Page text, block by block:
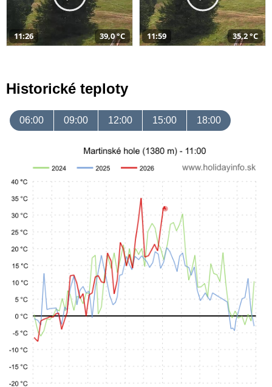
11:26 39,0 °C 11:59 35,2 °C
Historické teploty
06:00 09:00 12:00 15:00 18:00